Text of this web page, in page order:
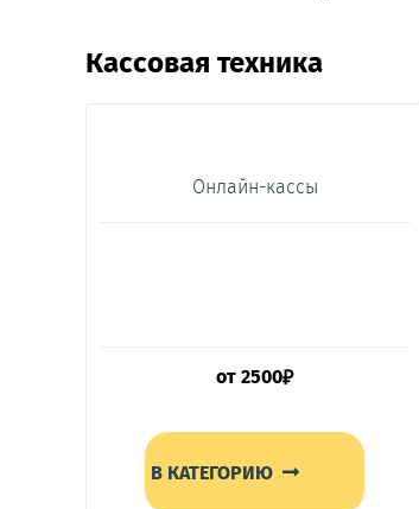
Кассовая техника
Онлайн-кассы
от 2500₽
В КАТЕГОРИЮ